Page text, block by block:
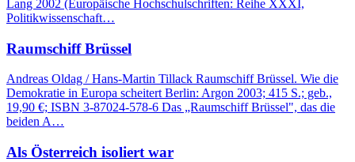
Lang 2002 (Europäische Hochschulschriften: Reihe XXXI,
Politikwissenschaft…
Raumschiff Brüssel
Andreas Oldag / Hans-Martin Tillack Raumschiff Brüssel. Wie die
Demokratie in Europa scheitert Berlin: Argon 2003; 415 S.; geb.,
19,90 €; ISBN 3-87024-578-6 Das „Raumschiff Brüssel", das die
beiden A…
Als Österreich isoliert war